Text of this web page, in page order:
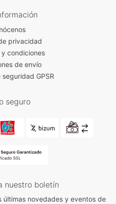
privacidad
y condiciones
de envío
GPSR
seguro
nuestro boletín
últimas novedades y eventos de